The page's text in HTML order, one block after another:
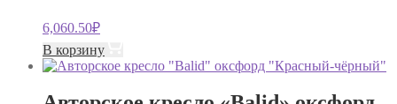
6,060.50₽
В корзину